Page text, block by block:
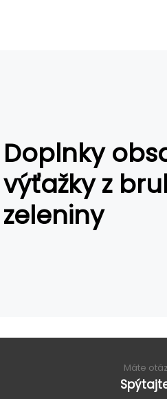
Doplnky
výťažky z
zeleniny
Máte